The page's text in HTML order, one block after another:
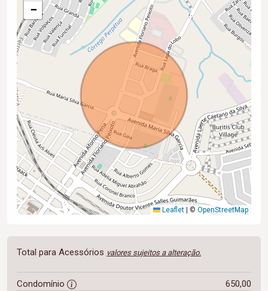
−
Leaflet © OpenStreetMap
Total para Acessórios valores sujeitos a alteração.
Condomínio
650,00